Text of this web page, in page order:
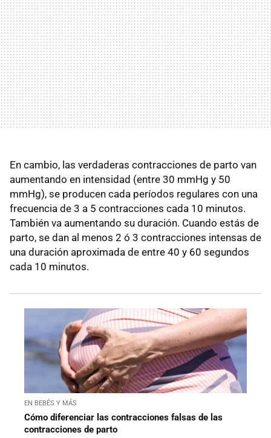
En cambio, las verdaderas contracciones de parto van
aumentando en intensidad (entre 30 mmHg y 50
mmHg), se producen cada períodos regulares con una
frecuencia de 3 a 5 contracciones cada 10 minutos.
También va aumentando su duración. Cuando estás de
parto, se dan al menos 2 ó 3 contracciones intensas de
una duración aproximada de entre 40 y 60 segundos
cada 10 minutos.
EN BEBÉS Y MÁS
Cómo diferenciar las contracciones falsas de las
contracciones de parto